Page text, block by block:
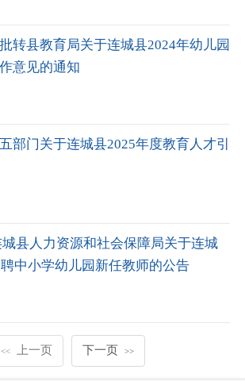
转县教育局关于连城县2024年幼儿园
意见的通知
部门关于连城县2025年度教育人才引
县人力资源和社会保障局关于连城
中小学幼儿园新任教师的公告
<< 上一页 下一页 >>